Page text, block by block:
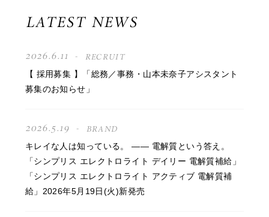
LATEST NEWS
2026.6.11 RECRUIT
【 採用募集 】「総務／事務・山本未奈子アシスタント
募集のお知らせ」
2026.5.19 BRAND
キレイな人は知っている。 —— 電解質という答え。
「シンプリス エレクトロライト デイリー 電解質補給」
「シンプリス エレクトロライト アクティブ 電解質補
給」2026年5月19日(火)新発売